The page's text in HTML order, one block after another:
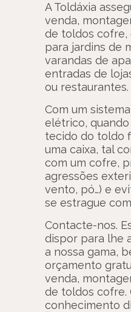
A Toldáxia
venda,
de toldos cofre,
para jardins de
varandas de
entradas de
ou restaurantes.
Com um
elétrico,
tecido do toldo
uma caixa, tal
com um cofre,
agressões
vento, pó…) e
se estrague
Contacte-nos.
dispor para lhe
a nossa gama,
orçamento
venda,
de toldos cofre.
conhecimento